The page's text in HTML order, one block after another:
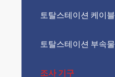
토탈스테이션 케이블
토탈스테이션 부속물
조사 기구